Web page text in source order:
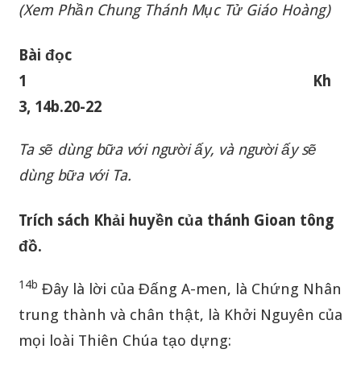
(Xem Phần Chung Thánh Mục Tử Giáo Hoàng)
Bài đọc
1 Kh
3, 14b.20-22
Ta sẽ dùng bữa với người ấy, và người ấy sẽ
dùng bữa với Ta.
Trích sách Khải huyền của thánh Gioan tông
đồ.
14b Đây là lời của Đấng A-men, là Chứng Nhân
trung thành và chân thật, là Khởi Nguyên của
mọi loài Thiên Chúa tạo dựng: